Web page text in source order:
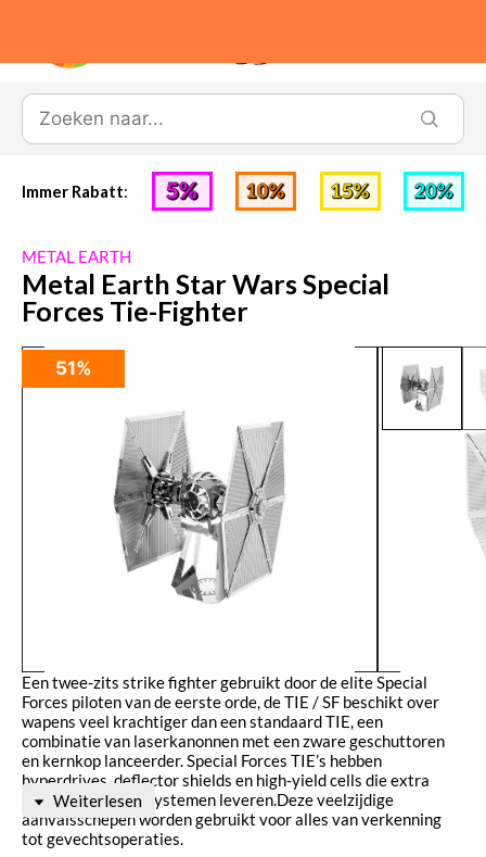
Immer Rabatt:
Een twee-zits strike fighter gebruikt door de elite Special
Forces piloten van de eerste orde, de TIE / SF beschikt over
wapens veel krachtiger dan een standaard TIE, een
combinatie van laserkanonnen met een zware geschuttoren
en kernkop lanceerder. Special Forces TIE’s hebben
hyperdrives, deflector shields en high-yield cells die extra
stroom aan boordsystemen leveren.Deze veelzijdige
aanvalsschepen worden gebruikt voor alles van verkenning
tot gevechtsoperaties.
Weiterlesen
METAL EARTH
Metal Earth Star Wars Special
Forces Tie-Fighter
51%